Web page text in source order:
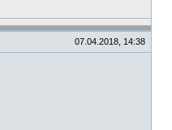
07.04.2018, 14:38